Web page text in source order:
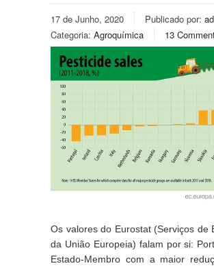
17 de Junho, 2020 Publicado por:
Categoria: Agroquímica 13
Os valores do Eurostat (Serviços de
da União Europeia) falam por si:
Estado-Membro com a maior